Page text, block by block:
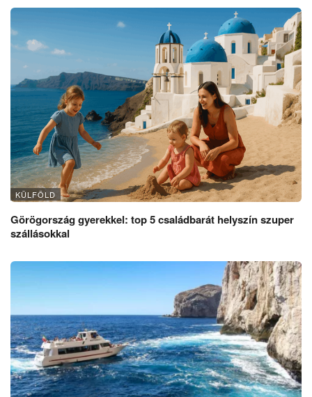
KÜLFÖLD
Görögország gyerekkel: top 5 családbarát helyszín szuper
szállásokkal